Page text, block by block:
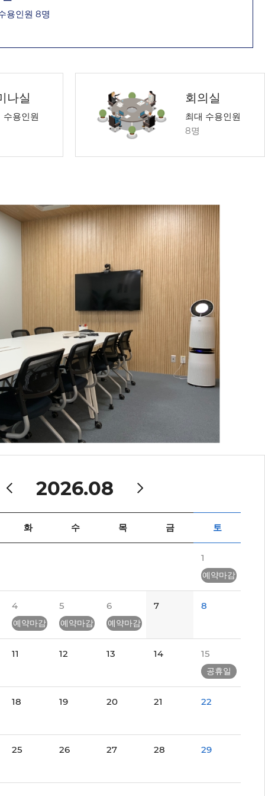
용인원 8명
나실
수용인원
회의실
최대 수용인원
8명
2026.08
화 수 목 금 토
1
예약마감
4
예약마감
5
예약마감
6
예약마감
7 8
11 12 13 14 15
공휴일
18 19 20 21 22
25 26 27 28 29